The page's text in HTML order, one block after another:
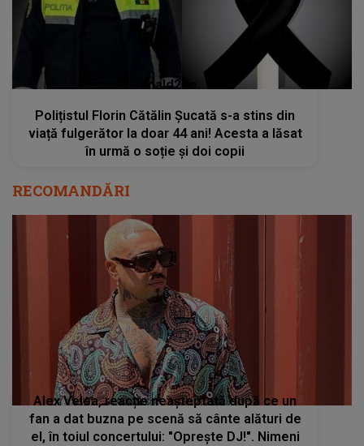
kanald2.ro
Polițistul Florin Cătălin Șucată s-a stins din
viață fulgerător la doar 44 ani! Acesta a lăsat
în urmă o soție și doi copii
RECOMANDĂRI
Alex Velea, reacție neașteptată după ce un
fan a dat buzna pe scenă să cânte alături de
el, în toiul concertului: "Oprește DJ!". Nimeni